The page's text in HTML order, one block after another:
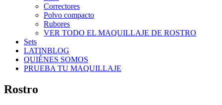
Correctores
Polvo compacto
Rubores
VER TODO EL MAQUILLAJE DE ROSTRO
Sets
LATINBLOG
QUIÉNES SOMOS
PRUEBA TU MAQUILLAJE
Rostro